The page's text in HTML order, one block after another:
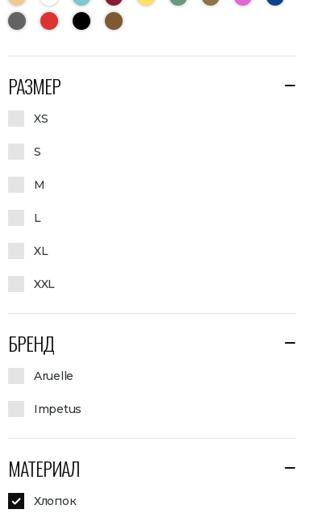
РАЗМЕР
XS
S
M
L
XL
XXL
БРЕНД
Aruelle
Impetus
МАТЕРИАЛ
Хлопок